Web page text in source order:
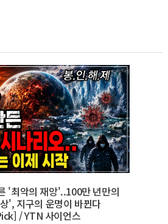
'최악의 재앙'..100만 년만의
', 지구의 운명이 바뀐다
/ YTN 사이언스